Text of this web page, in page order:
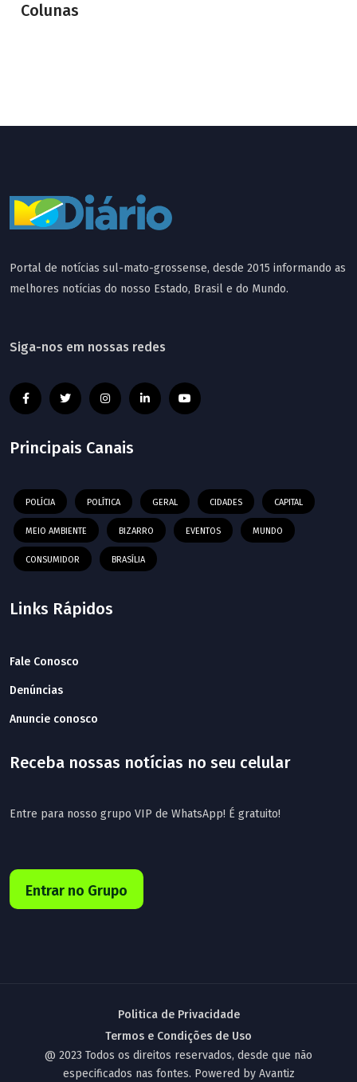
Colunas
Portal de notícias sul-mato-grossense, desde 2015 informando as
melhores notícias do nosso Estado, Brasil e do Mundo.
Siga-nos em nossas redes
Principais Canais
POLÍCIA POLÍTICA GERAL CIDADES CAPITAL
MEIO AMBIENTE BIZARRO EVENTOS MUNDO
CONSUMIDOR BRASÍLIA
Links Rápidos
Fale Conosco
Denúncias
Anuncie conosco
Receba nossas notícias no seu celular
Entre para nosso grupo VIP de WhatsApp! É gratuito!
Entrar no Grupo
@ 2023 Todos os direitos reservados, desde que não
especificados nas fontes. Powered by Avantiz
Politica de Privacidade
Termos e Condições de Uso